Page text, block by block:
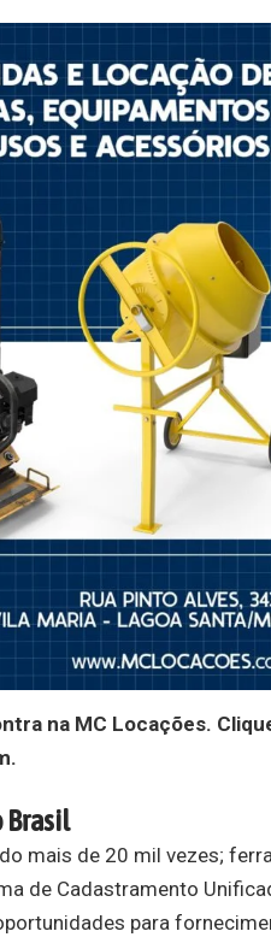
na MC Locações.
Brasil
mais de 20 mil vezes;
de Cadastramento
para